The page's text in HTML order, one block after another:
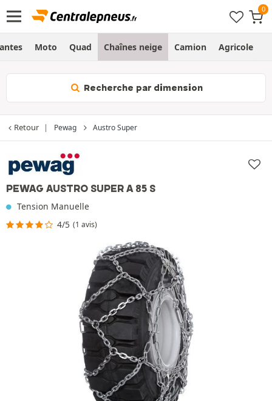
Moto Quad Chaînes neige Camion Agricole
Recherche par dimension
Retour Pewag Austro Super
PEWAG AUSTRO SUPER A 85 S
Tension Manuelle
4/5 (1 avis)